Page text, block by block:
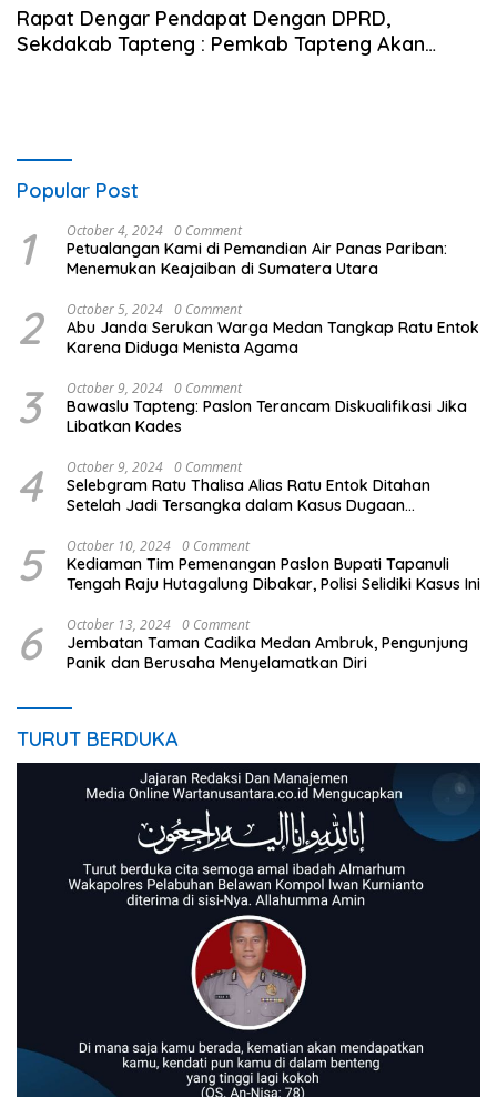
May 16, 2025
Rapat Dengar Pendapat Dengan DPRD,
Sekdakab Tapteng : Pemkab Tapteng Akan
Popular Post
1 October 4, 2024 0 Comment
Petualangan Kami di Pemandian Air Panas Pariban:
Menemukan Keajaiban di Sumatera Utara
2 October 5, 2024 0 Comment
Abu Janda Serukan Warga Medan Tangkap Ratu Entok
Karena Diduga Menista Agama
3 October 9, 2024 0 Comment
Bawaslu Tapteng: Paslon Terancam Diskualifikasi Jika
Libatkan Kades
4 October 9, 2024 0 Comment
Selebgram Ratu Thalisa Alias Ratu Entok Ditahan
Setelah Jadi Tersangka dalam Kasus Dugaan
5 October 10, 2024 0 Comment
Kediaman Tim Pemenangan Paslon Bupati Tapanuli
Tengah Raju Hutagalung Dibakar, Polisi Selidiki Kasus Ini
6 October 13, 2024 0 Comment
Jembatan Taman Cadika Medan Ambruk, Pengunjung
Panik dan Berusaha Menyelamatkan Diri
TURUT BERDUKA